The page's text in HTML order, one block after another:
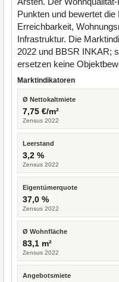
Punkten und bewertet
Erreichbarkeit,
Infrastruktur. Die
2022 und BBSR INKAR;
ersetzen keine
Marktindikatoren
Ø Nettokaltmiete
7,75 €/m²
Zensus 2022
Leerstand
3,2 %
Zensus 2022
Eigentümerquote
37,0 %
Zensus 2022
Ø Wohnfläche
83,1 m²
Zensus 2022
Angebotsmiete